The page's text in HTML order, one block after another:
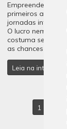
Empreender vai
primeiros anos, é
jornadas intensas
O lucro nem
costuma ser
as chances de
Leia na integra
1